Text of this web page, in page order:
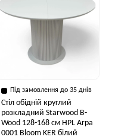
Під замовлення до 35 днів
Стіл обідній круглий
розкладний Starwood B-
Wood 128-168 см HPL Arpa
0001 Bloom KER білий